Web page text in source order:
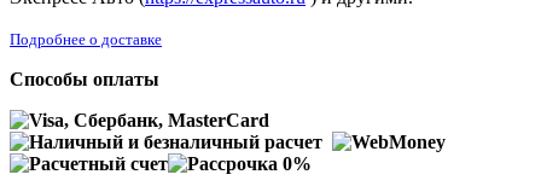
Подробнее о доставке
Способы оплаты